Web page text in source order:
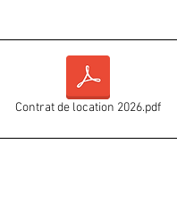
Contrat de location 2026.pdf